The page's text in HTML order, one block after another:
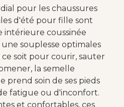
pour les chaussures
d'été pour fille sont
intérieure coussinée
souplesse optimales
soit pour courir, sauter
la semelle
prend soin de ses pieds
fatigue ou d'inconfort.
et confortables, ces